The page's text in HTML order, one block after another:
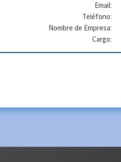
Email:
Teléfono:
Nombre de Empresa:
Cargo: